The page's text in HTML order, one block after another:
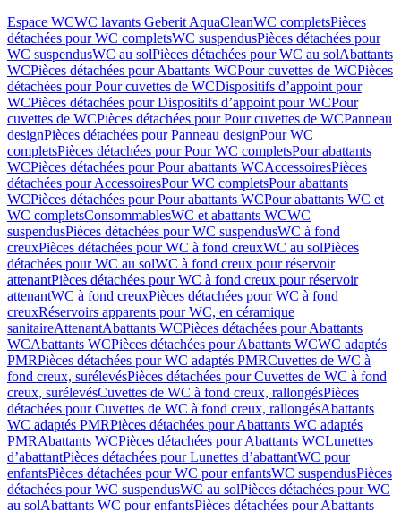
Espace WCWC lavants Geberit AquaCleanWC completsPièces
détachées pour WC completsWC suspendusPièces détachées pour
WC suspendusWC au solPièces détachées pour WC au solAbattants
WCPièces détachées pour Abattants WCPour cuvettes de WCPièces
détachées pour Pour cuvettes de WCDispositifs d’appoint pour
WCPièces détachées pour Dispositifs d’appoint pour WCPour
cuvettes de WCPièces détachées pour Pour cuvettes de WCPanneau
designPièces détachées pour Panneau designPour WC
completsPièces détachées pour Pour WC completsPour abattants
WCPièces détachées pour Pour abattants WCAccessoiresPièces
détachées pour AccessoiresPour WC completsPour abattants
WCPièces détachées pour Pour abattants WCPour abattants WC et
WC completsConsommablesWC et abattants WCWC
suspendusPièces détachées pour WC suspendusWC à fond
creuxPièces détachées pour WC à fond creuxWC au solPièces
détachées pour WC au solWC à fond creux pour réservoir
attenantPièces détachées pour WC à fond creux pour réservoir
attenantWC à fond creuxPièces détachées pour WC à fond
creuxRéservoirs apparents pour WC, en céramique
sanitaireAttenantAbattants WCPièces détachées pour Abattants
WCAbattants WCPièces détachées pour Abattants WCWC adaptés
PMRPièces détachées pour WC adaptés PMRCuvettes de WC à
fond creux, surélevésPièces détachées pour Cuvettes de WC à fond
creux, surélevésCuvettes de WC à fond creux, rallongésPièces
détachées pour Cuvettes de WC à fond creux, rallongésAbattants
WC adaptés PMRPièces détachées pour Abattants WC adaptés
PMRAbattants WCPièces détachées pour Abattants WCLunettes
d’abattantPièces détachées pour Lunettes d’abattantWC pour
enfantsPièces détachées pour WC pour enfantsWC suspendusPièces
détachées pour WC suspendusWC au solPièces détachées pour WC
au solAbattants WC pour enfantsPièces détachées pour Abattants